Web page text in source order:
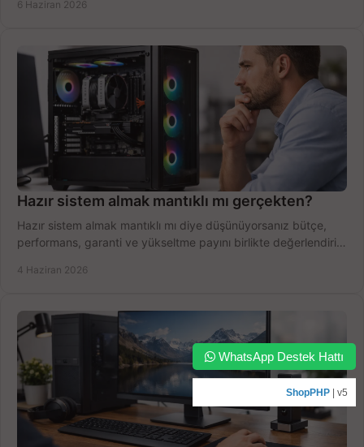
6 Haziran 2026
Hazır sistem almak mantıklı mı gerçekten?
Hazır sistem almak mantıklı mı diye düşünüyorsanız bütçe,
performans, garanti ve yükseltme payını birlikte değerlendirin,
4 Haziran 2026
WhatsApp Destek Hattı
ShopPHP | v5